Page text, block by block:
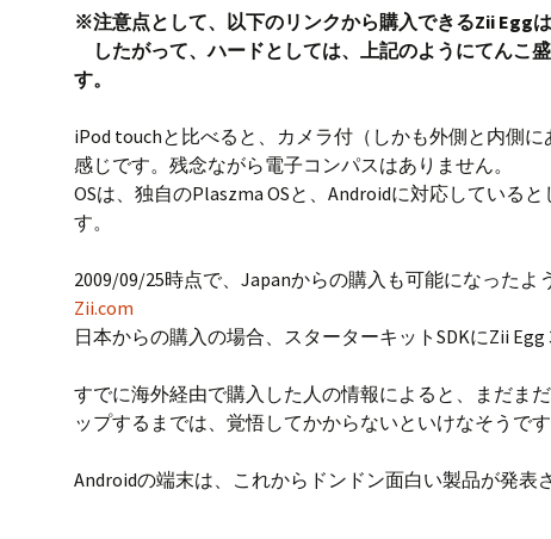
※注意点として、以下のリンクから購入できるZii Egg
したがって、ハードとしては、上記のようにてんこ
す。
iPod touchと比べると、カメラ付（しかも外側と内側
感じです。残念ながら電子コンパスはありません。
OSは、独自のPlaszma OSと、Androidに対応している
す。
2009/09/25時点で、Japanからの購入も可能になったよ
Zii.com
日本からの購入の場合、スターターキットSDKにZii Egg
すでに海外経由で購入した人の情報によると、まだま
ップするまでは、覚悟してかからないといけなそうです
Androidの端末は、これからドンドン面白い製品が発表